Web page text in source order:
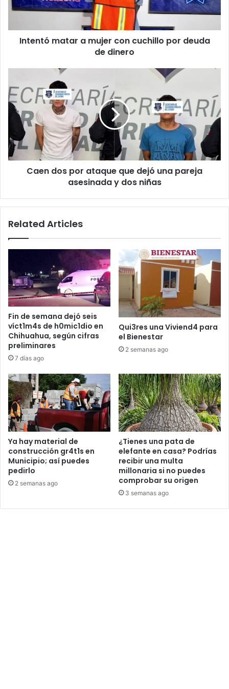
por
de
dineroIntentó matar a mujer con cuchillo por deuda
de dinero
por
ataque
que
una
pareja
asesinada
Caen dos por ataque que dejó una pareja
asesinada y dos niñas
Related Articles
Fin de semana dejó seis
víct1m4s de h0mic1dio en
Chihuahua, según cifras
preliminares
7 días ago
Qui3res una Viviend4 para
el Bienestar
2 semanas ago
Ya hay material de
construcción gr4t1s en
Municipio; así puedes
pedirlo
2 semanas ago
¿Tienes una pata de
elefante en casa? Podrías
recibir una multa
millonaria si no puedes
comprobar su origen
3 semanas ago